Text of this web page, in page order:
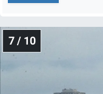
7 / 10